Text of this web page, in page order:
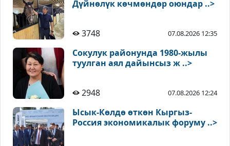
Дүйнөлүк көчмөндөр оюндар ..>
3748 07.08.2026 12:35
Сокулук районунда 1980-жылы
туулган аял дайынсыз ж ..>
2948 07.08.2026 12:24
Ысык-Көлдө өткөн Кыргыз-
Россия экономикалык форуму ..>